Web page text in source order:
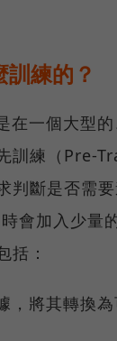
練的？
在一個大型
訓練（Pre-
判斷是否需
會加入少量
括：
，將其轉換